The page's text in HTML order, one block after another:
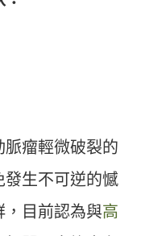
瘤輕微破裂的
發生不可逆的憾
，目前認為與高